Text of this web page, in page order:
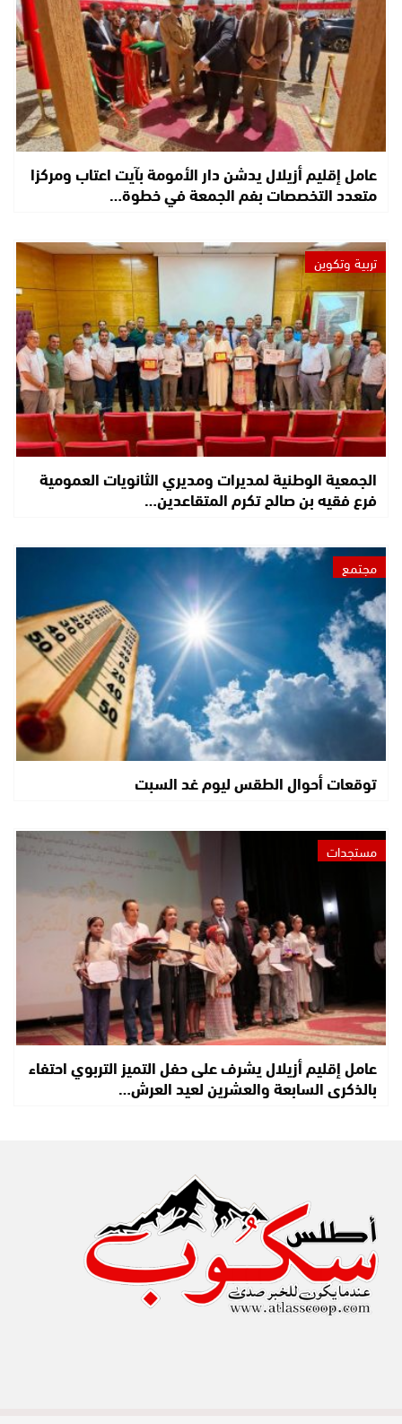
عامل إقليم أزيلال يدشن دار الأمومة بآيت اعتاب ومركزا
متعدد التخصصات بفم الجمعة في خطوة…
تربية وتكوين
الجمعية الوطنية لمديرات ومديري الثانويات العمومية
فرع فقيه بن صالح تكرم المتقاعدين…
مجتمع
توقعات أحوال الطقس ليوم غد السبت
مستجدات
عامل إقليم أزيلال يشرف على حفل التميز التربوي احتفاء
بالذكرى السابعة والعشرين لعيد العرش…